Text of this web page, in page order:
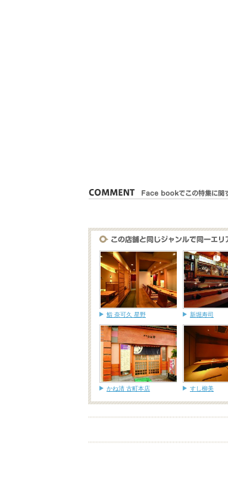
鮨 奈可久 星野 新堀寿司
かね清 古町本店 すし柳美